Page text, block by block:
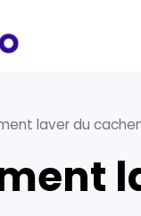
laver du